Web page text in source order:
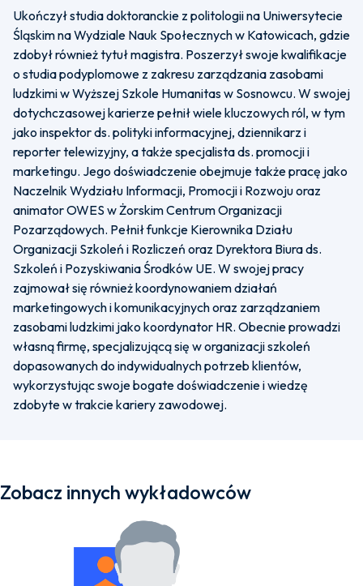
Ukończył studia doktoranckie z politologii na Uniwersytecie
Śląskim na Wydziale Nauk Społecznych w Katowicach, gdzie
zdobył również tytuł magistra. Poszerzył swoje kwalifikacje
o studia podyplomowe z zakresu zarządzania zasobami
ludzkimi w Wyższej Szkole Humanitas w Sosnowcu. W swojej
dotychczasowej karierze pełnił wiele kluczowych ról, w tym
jako inspektor ds. polityki informacyjnej, dziennikarz i
reporter telewizyjny, a także specjalista ds. promocji i
marketingu. Jego doświadczenie obejmuje także pracę jako
Naczelnik Wydziału Informacji, Promocji i Rozwoju oraz
animator OWES w Żorskim Centrum Organizacji
Pozarządowych. Pełnił funkcje Kierownika Działu
Organizacji Szkoleń i Rozliczeń oraz Dyrektora Biura ds.
Szkoleń i Pozyskiwania Środków UE. W swojej pracy
zajmował się również koordynowaniem działań
marketingowych i komunikacyjnych oraz zarządzaniem
zasobami ludzkimi jako koordynator HR. Obecnie prowadzi
własną firmę, specjalizującą się w organizacji szkoleń
dopasowanych do indywidualnych potrzeb klientów,
wykorzystując swoje bogate doświadczenie i wiedzę
zdobyte w trakcie kariery zawodowej.
Zobacz innych wykładowców